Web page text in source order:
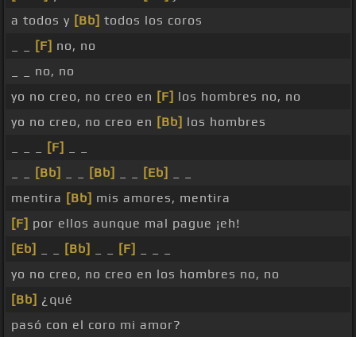
a todos y [Bb] todos los coros
[F] no, no
_ _ no, no
yo no creo, no creo en [F] los hombres no, no
yo no creo, no creo en [Bb] los hombres
[F]
[Bb] [Bb] [Eb]
mentira [Bb] mis amores, mentira
[F] por ellos aunque mal pague ¡eh!
[Eb]
[Bb] [F]
yo no creo, no creo en los hombres no, no
[Bb] ¿qué
pasó con el coro mi amor?